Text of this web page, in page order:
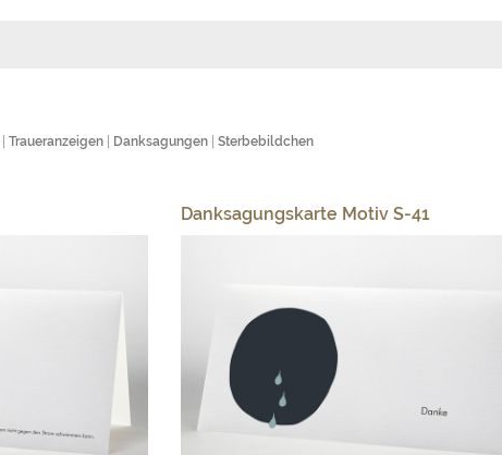
Traueranzeigen Danksagungen Sterbebildchen
Danksagungskarte Motiv S-41